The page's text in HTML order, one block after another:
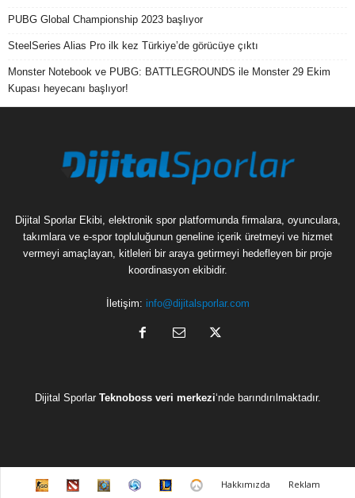
PUBG Global Championship 2023 başlıyor
SteelSeries Alias Pro ilk kez Türkiye’de görücüye çıktı
Monster Notebook ve PUBG: BATTLEGROUNDS ile Monster 29 Ekim
Kupası heyecanı başlıyor!
Dijital Sporlar Ekibi, elektronik spor platformunda firmalara, oyunculara,
takımlara ve e-spor topluluğunun geneline içerik üretmeyi ve hizmet
vermeyi amaçlayan, kitleleri bir araya getirmeyi hedefleyen bir proje
koordinasyon ekibidir.
İletişim: info@dijitalsporlar.com
Dijital Sporlar Teknoboss veri merkezi‘nde barındırılmaktadır.
C
D
H
H
L
O
Hakkımızda Reklam